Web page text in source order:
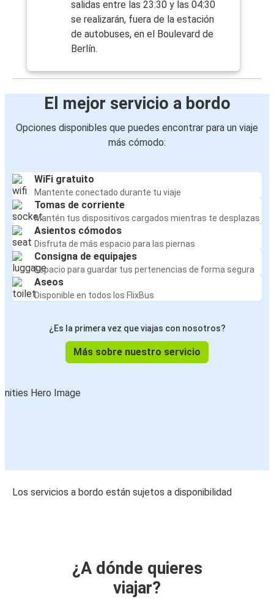
salidas entre las 23:30 y las 04:30
se realizarán, fuera de la estación
de autobuses, en el Boulevard de
Berlín.
El mejor servicio a bordo
Opciones disponibles que puedes encontrar para un viaje
más cómodo:
WiFi gratuito
Mantente conectado durante tu viaje
Tomas de corriente
Mantén tus dispositivos cargados mientras te desplazas
Asientos cómodos
Disfruta de más espacio para las piernas
Consigna de equipajes
Espacio para guardar tus pertenencias de forma segura
Aseos
Disponible en todos los FlixBus
¿Es la primera vez que viajas con nosotros?
Más sobre nuestro servicio
Los servicios a bordo están sujetos a disponibilidad
¿A dónde quieres
viajar?